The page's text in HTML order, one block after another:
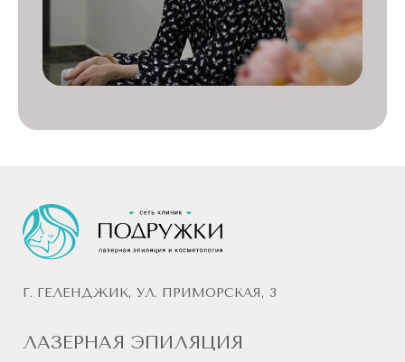
Г. ГЕЛЕНДЖИК, УЛ. ПРИМОРСКАЯ, 3
ЛАЗЕРНАЯ ЭПИЛЯЦИЯ